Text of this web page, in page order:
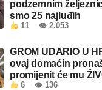
podzemnim
smo 25 najluđih
11 👁 2.053
GROM UDARIO U
ovaj domaćin
promijenit će mu
6 👁 136